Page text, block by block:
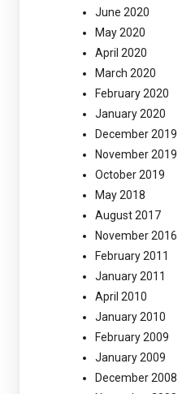
June 2020
May 2020
April 2020
March 2020
February 2020
January 2020
December 2019
November 2019
October 2019
May 2018
August 2017
November 2016
February 2011
January 2011
April 2010
January 2010
February 2009
January 2009
December 2008